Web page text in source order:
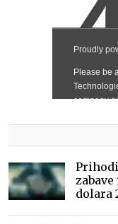
dolara